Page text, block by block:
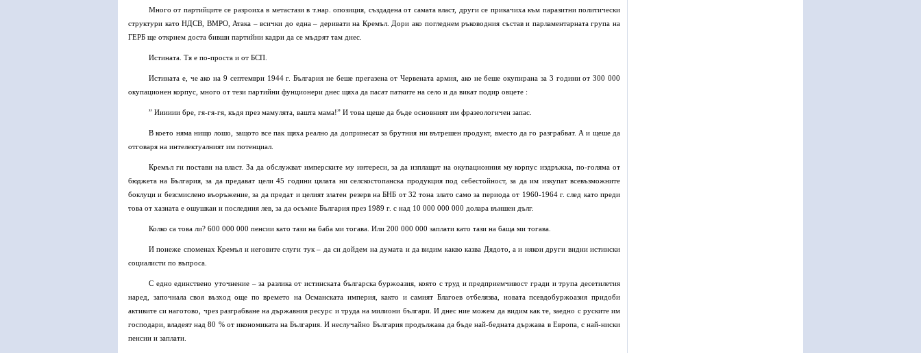
Много от партийците се разроиха в метастази в т.нар. опозиция, създадена от самата власт, други се прикачиха към паразитни политически
структури като НДСВ, ВМРО, Атака – всички до една – деривати на Кремъл. Дори ако погледнем ръководния състав и парламентарната група на
ГЕРБ ще открием доста бивши партийни кадри да се мъдрят там днес.
Истината. Тя е по-проста и от БСП.
Истината е, че ако на 9 септември 1944 г. България не беше прегазена от Червената армия, ако не беше окупирана за 3 години от 300 000
окупационен корпус, много от тези партийни фунционери днес щяха да пасат патките на село и да викат подир овцете :
” Ииииии бре, гя-гя-гя, къдя през мамулята, вашта мама!” И това щеше да бъде основният им фразеологичен запас.
В което няма нищо лошо, защото все пак щяха реално да допринесат за брутния ни вътрешен продукт, вместо да го разграбват. А и щеше да
отговаря на интелектуалният им потенциал.
Кремъл ги постави на власт. За да обслужват имперските му интереси, за да изплащат на окупационния му корпус издръжка, по-голяма от
бюджета на България, за да предават цели 45 години цялата ни селскостопанска продукция под себестойност, за да им изкупат всевъзможните
боклуци и безсмислено въоръжение, за да предат и целият златен резерв на БНБ от 32 тона злато само за периода от 1960-1964 г. след като преди
това от хазната е ошушкан и последния лев, за да осъмне България през 1989 г. с над 10 000 000 000 долара външен дълг.
Колко са това ли? 600 000 000 пенсии като тази на баба ми тогава. Или 200 000 000 заплати като тази на баща ми тогава.
И понеже споменах Кремъл и неговите слуги тук – да си дойдем на думата и да видим какво казва Дядото, а и някои други видни истински
социалисти по въпроса.
С едно единствено уточнение – за разлика от истинската българска буржоазия, която с труд и предприемчивост гради и трупа десетилетия
наред, започнала своя възход още по времето на Османската империя, както и самият Благоев отбелязва, новата псевдобуржоазия придоби
активите си наготово, чрез разграбване на държавния ресурс и труда на милиони българи. И днес ние можем да видим как те, заедно с руските им
господари, владеят над 80 % от икономиката на България. И неслучайно България продължава да бъде най-бедната държава в Европа, с най-ниски
пенсии и заплати.